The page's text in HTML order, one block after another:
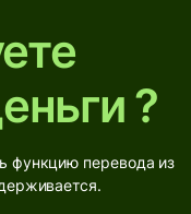
?
функцию перевода из